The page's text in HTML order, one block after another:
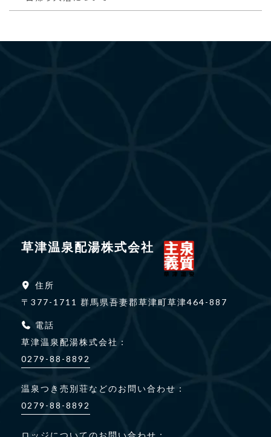
草津温泉配湯株式会社
住所
〒377-1711 群馬県吾妻郡草津町草津464-887
電話
草津温泉配湯株式会社：
0279-88-8892
温泉つき売別荘などのお問い合わせ：
0279-88-8892
ロッジについてのお問い合わせ：